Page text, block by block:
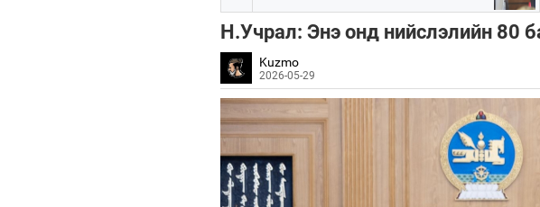
Н.Учрал: Энэ онд нийслэлийн 80
Kuzmo
2026-05-29